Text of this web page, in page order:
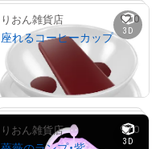
# 1/100
3D
りおん雑貨店 0
座れるコーヒーカップ
¥ ($
Primary Sale
3D
りおん雑貨店 0